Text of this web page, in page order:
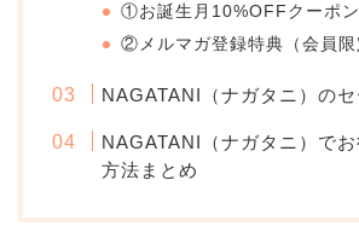
①お誕生月10%OFFクーポン
②メルマガ登録特典（会員限
NAGATANI（ナガタニ）の
NAGATANI（ナガタニ）で
方法まとめ